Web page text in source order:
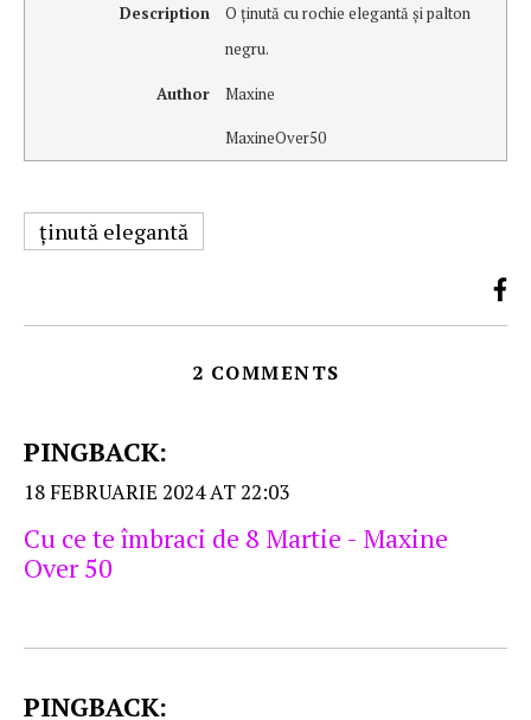
Description
O ţinută cu rochie elegantă şi palton
negru.
Author Maxine
MaxineOver50
ţinută elegantă
2 COMMENTS
PINGBACK:
18 FEBRUARIE 2024 AT 22:03
Cu ce te îmbraci de 8 Martie - Maxine
Over 50
PINGBACK: